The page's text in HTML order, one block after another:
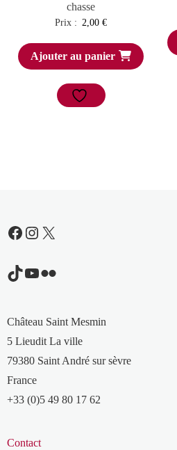
chasse
Prix : 2,00€
Ajouter au panier
Facebook
Instagram
X
TikTok
YouTube
Flickr
Château Saint Mesmin
5 Lieudit La ville
79380 Saint André sur sèvre
France
+33 (0)5 49 80 17 62
Contact